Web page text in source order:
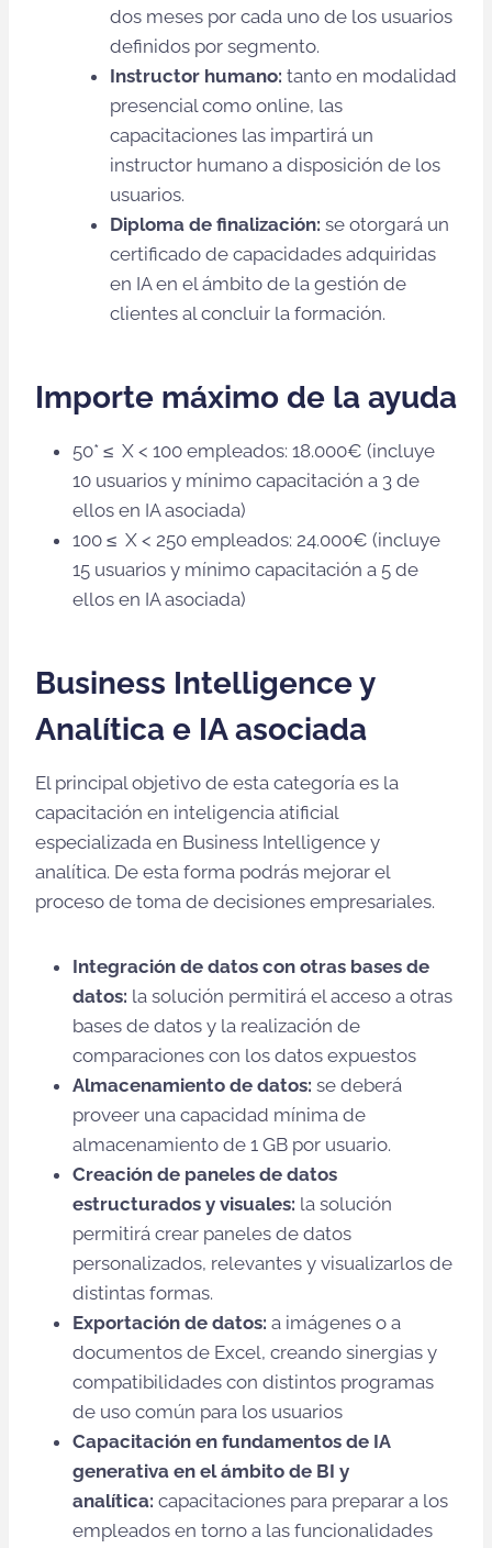
dos meses por cada uno de los usuarios
definidos por segmento.
Instructor humano: tanto en modalidad
presencial como online, las
capacitaciones las impartirá un
instructor humano a disposición de los
usuarios.
Diploma de finalización: se otorgará un
certificado de capacidades adquiridas
en IA en el ámbito de la gestión de
clientes al concluir la formación.
Importe máximo de la ayuda
50* ≤ X < 100 empleados: 18.000€ (incluye
10 usuarios y mínimo capacitación a 3 de
ellos en IA asociada)
100 ≤ X < 250 empleados: 24.000€ (incluye
15 usuarios y mínimo capacitación a 5 de
ellos en IA asociada)
Business Intelligence y
Analítica e IA asociada
El principal objetivo de esta categoría es la
capacitación en inteligencia atificial
especializada en Business Intelligence y
analítica. De esta forma podrás mejorar el
proceso de toma de decisiones empresariales.
Integración de datos con otras bases de
datos: la solución permitirá el acceso a otras
bases de datos y la realización de
comparaciones con los datos expuestos
Almacenamiento de datos: se deberá
proveer una capacidad mínima de
almacenamiento de 1 GB por usuario.
Creación de paneles de datos
estructurados y visuales: la solución
permitirá crear paneles de datos
personalizados, relevantes y visualizarlos de
distintas formas.
Exportación de datos: a imágenes o a
documentos de Excel, creando sinergias y
compatibilidades con distintos programas
de uso común para los usuarios
Capacitación en fundamentos de IA
generativa en el ámbito de BI y
analítica: capacitaciones para preparar a los
empleados en torno a las funcionalidades